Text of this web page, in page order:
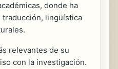
donde ha
lingüística
relevantes de su
con la investigación.